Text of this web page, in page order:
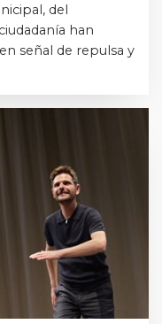
del
han
señal de repulsa y